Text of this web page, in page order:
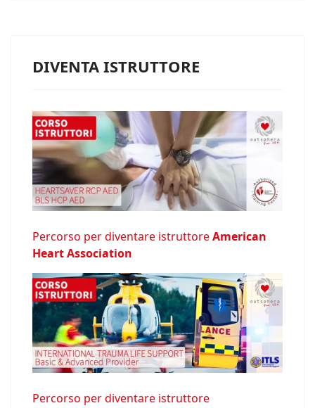
DIVENTA ISTRUTTORE
Percorso per diventare istruttoreAmerican
Heart Association
Percorso per diventare istruttore